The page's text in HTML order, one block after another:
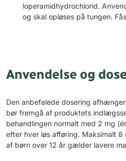
loperamidhydrochlorid.
og skal opløses på tungen.
Anvendelse og
Den anbefalede dosering
bør fremgå af produktets
behandlingen normalt med 2 mg
efter hver løs afføring. Maksimalt
af børn over 12 år gælder lavere